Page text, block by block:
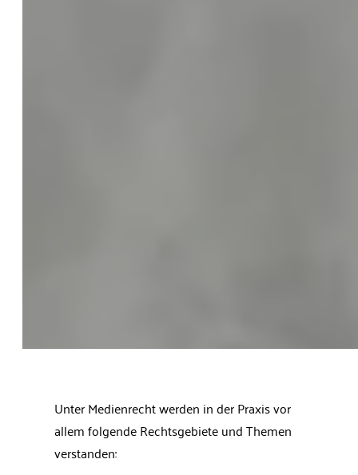
Unter Medienrecht werden in der Praxis vor
allem folgende Rechtsgebiete und Themen
verstanden: